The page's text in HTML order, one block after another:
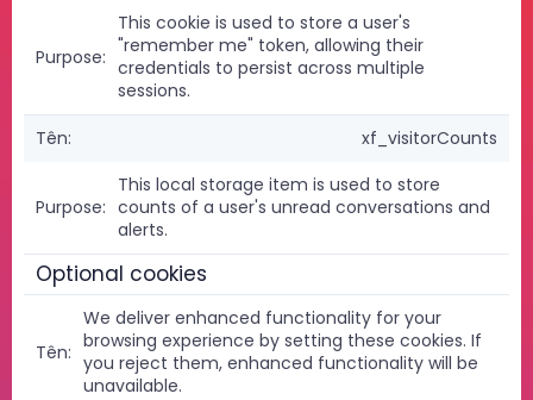
This cookie is used to store a user's
"remember me" token, allowing their
credentials to persist across multiple
sessions.
xf_visitorCounts
This local storage item is used to store
counts of a user's unread conversations and
alerts.
Optional cookies
We deliver enhanced functionality for your
browsing experience by setting these cookies. If
you reject them, enhanced functionality will be
unavailable.